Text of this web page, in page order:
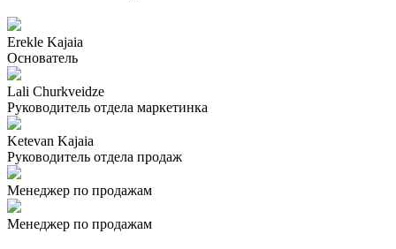
Erekle Kajaia
Основатель
Lali Churkveidze
Руководитель отдела маркетинка
Ketevan Kajaia
Руководитель отдела продаж
Менеджер по продажам
Менеджер по продажам